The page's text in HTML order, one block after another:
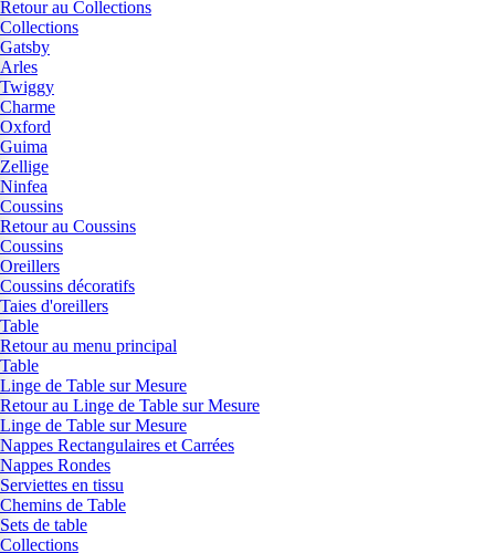
Retour au Collections
Collections
Gatsby
Arles
Twiggy
Charme
Oxford
Guima
Zellige
Ninfea
Coussins
Retour au Coussins
Coussins
Oreillers
Coussins décoratifs
Taies d'oreillers
Table
Retour au menu principal
Table
Linge de Table sur Mesure
Retour au Linge de Table sur Mesure
Linge de Table sur Mesure
Nappes Rectangulaires et Carrées
Nappes Rondes
Serviettes en tissu
Chemins de Table
Sets de table
Collections